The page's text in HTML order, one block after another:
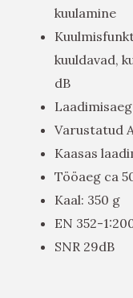
kuulamine
kuuldavad,
dB
Varustatud
Kaasas
Tööaeg ca
Kaal: 350 g
EN 352-
SNR 29dB